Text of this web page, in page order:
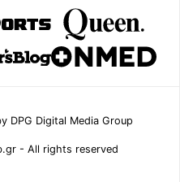
DPG Digital Media Group
- All rights reserved